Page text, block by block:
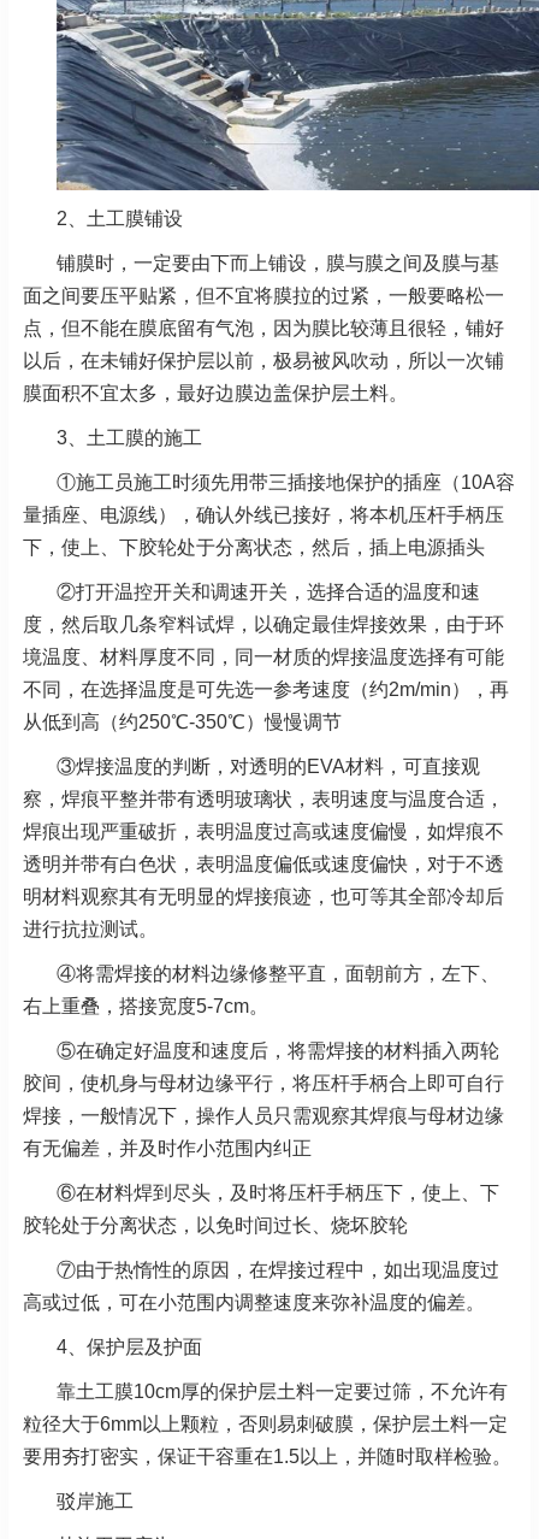
2、土工膜铺设
铺膜时，一定要由下而上铺设，膜与膜之间及膜与基
面之间要压平贴紧，但不宜将膜拉的过紧，一般要略松一
点，但不能在膜底留有气泡，因为膜比较薄且很轻，铺好
以后，在未铺好保护层以前，极易被风吹动，所以一次铺
膜面积不宜太多，最好边膜边盖保护层土料。
3、土工膜的施工
①施工员施工时须先用带三插接地保护的插座（10A容
量插座、电源线），确认外线已接好，将本机压杆手柄压
下，使上、下胶轮处于分离状态，然后，插上电源插头
②打开温控开关和调速开关，选择合适的温度和速
度，然后取几条窄料试焊，以确定最佳焊接效果，由于环
境温度、材料厚度不同，同一材质的焊接温度选择有可能
不同，在选择温度是可先选一参考速度（约2m/min），再
从低到高（约250℃-350℃）慢慢调节
③焊接温度的判断，对透明的EVA材料，可直接观
察，焊痕平整并带有透明玻璃状，表明速度与温度合适，
焊痕出现严重破折，表明温度过高或速度偏慢，如焊痕不
透明并带有白色状，表明温度偏低或速度偏快，对于不透
明材料观察其有无明显的焊接痕迹，也可等其全部冷却后
进行抗拉测试。
④将需焊接的材料边缘修整平直，面朝前方，左下、
右上重叠，搭接宽度5-7cm。
⑤在确定好温度和速度后，将需焊接的材料插入两轮
胶间，使机身与母材边缘平行，将压杆手柄合上即可自行
焊接，一般情况下，操作人员只需观察其焊痕与母材边缘
有无偏差，并及时作小范围内纠正
⑥在材料焊到尽头，及时将压杆手柄压下，使上、下
胶轮处于分离状态，以免时间过长、烧坏胶轮
⑦由于热惰性的原因，在焊接过程中，如出现温度过
高或过低，可在小范围内调整速度来弥补温度的偏差。
4、保护层及护面
靠土工膜10cm厚的保护层土料一定要过筛，不允许有
粒径大于6mm以上颗粒，否则易刺破膜，保护层土料一定
要用夯打密实，保证干容重在1.5以上，并随时取样检验。
驳岸施工